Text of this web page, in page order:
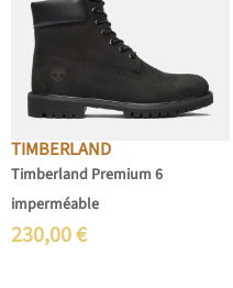
TIMBERLAND
Timberland Premium 6
imperméable
230,00€